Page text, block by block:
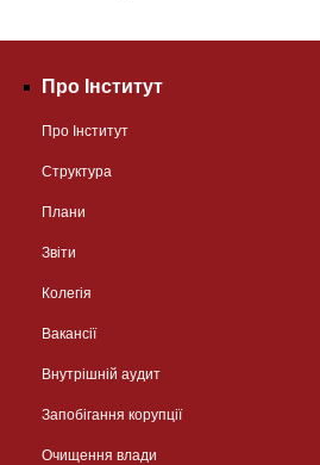
Про Інститут
Про Інститут
Структура
Плани
Звіти
Колегія
Вакансії
Внутрішній аудит
Запобігання корупції
Очищення влади